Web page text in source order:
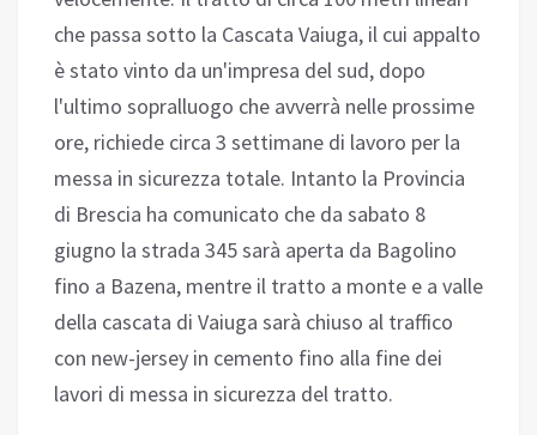
che passa sotto la Cascata Vaiuga, il cui appalto
è stato vinto da un'impresa del sud, dopo
l'ultimo sopralluogo che avverrà nelle prossime
ore, richiede circa 3 settimane di lavoro per la
messa in sicurezza totale. Intanto la Provincia
di Brescia ha comunicato che da sabato 8
giugno la strada 345 sarà aperta da Bagolino
fino a Bazena, mentre il tratto a monte e a valle
della cascata di Vaiuga sarà chiuso al traffico
con new-jersey in cemento fino alla fine dei
lavori di messa in sicurezza del tratto.